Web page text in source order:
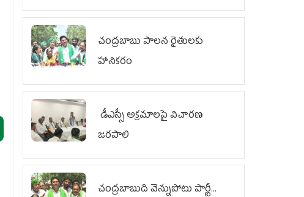
చంద్రబాబు పాలన రైతులకు
హానికరం
డీఎస్సీ అక్రమాలపై విచారణ
జరపాలి
చంద్రబాబుది వెన్నుపోటు పార్టీ...